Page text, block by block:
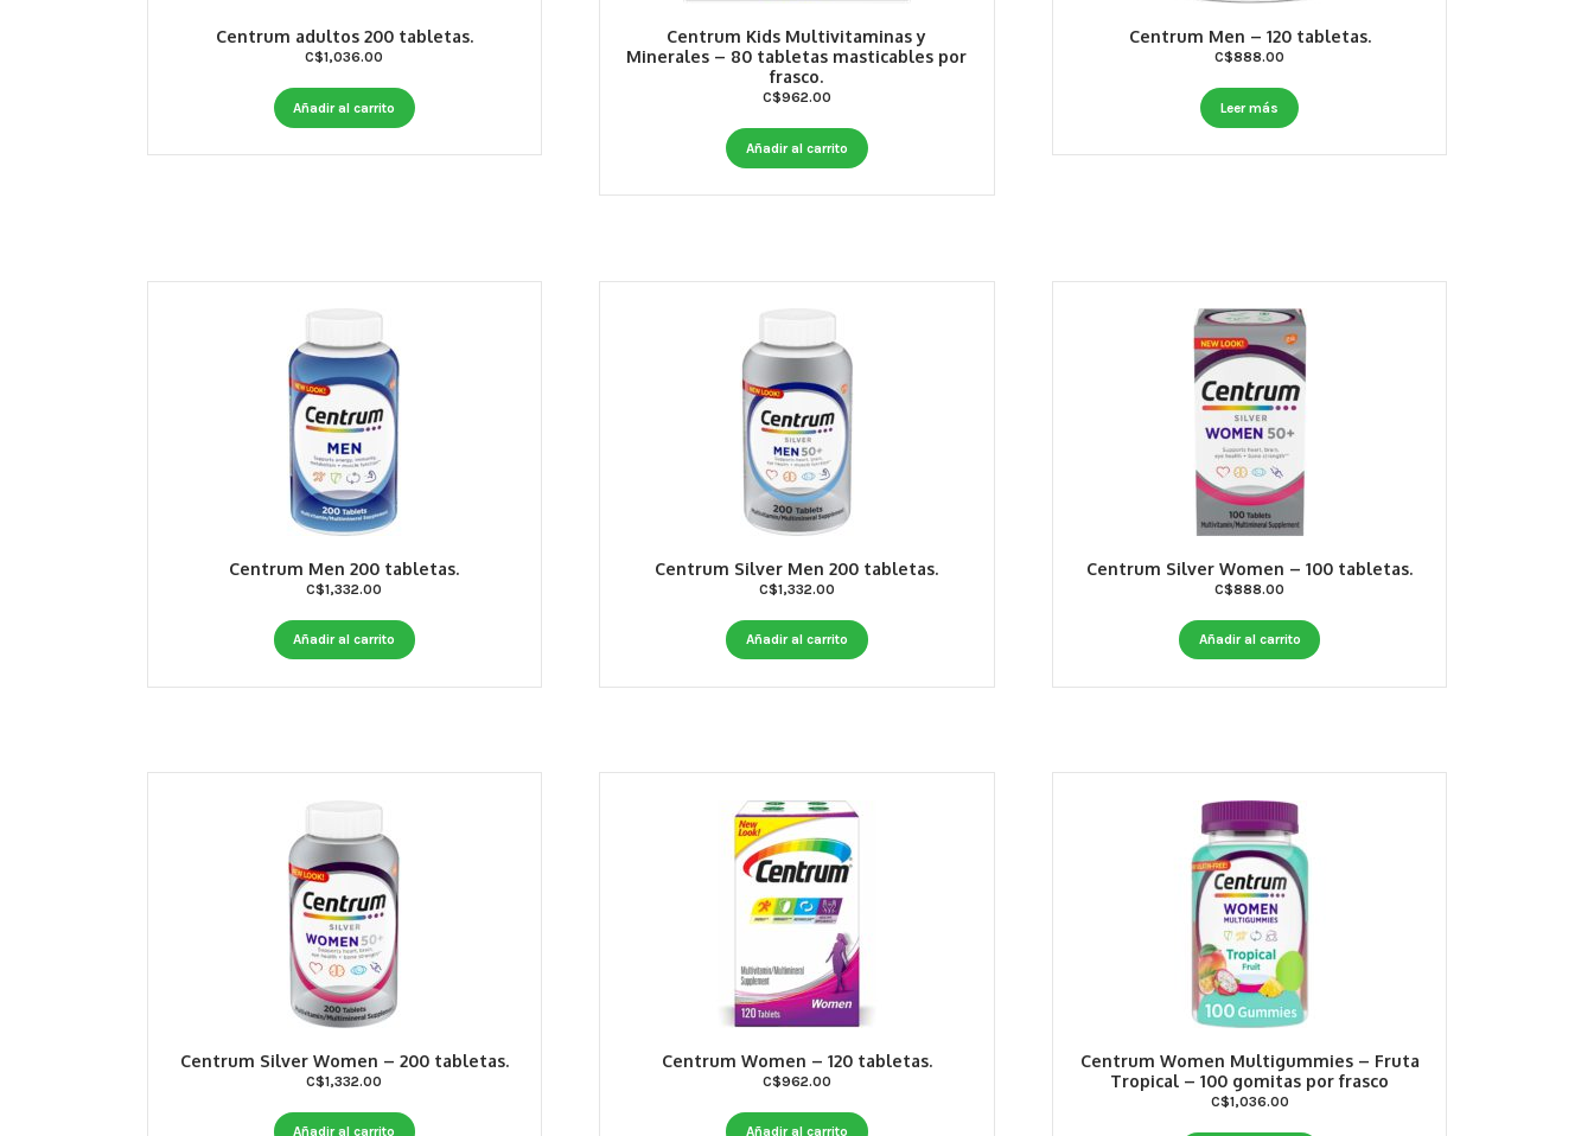
Centrum adultos 200 tabletas.
C$1,036.00
Añadir al carrito
Centrum Kids Multivitaminas y
Minerales – 80 tabletas masticables por
frasco.
C$962.00
Añadir al carrito
Centrum Men – 120 tabletas.
C$888.00
Leer más
Centrum Men 200 tabletas.
C$1,332.00
Añadir al carrito
Centrum Silver Men 200 tabletas.
C$1,332.00
Añadir al carrito
Centrum Silver Women – 100 tabletas.
C$888.00
Añadir al carrito
Centrum Silver Women – 200 tabletas.
C$1,332.00
Añadir al carrito
Centrum Women – 120 tabletas.
C$962.00
Añadir al carrito
Centrum Women Multigummies – Fruta
Tropical – 100 gomitas por frasco
C$1,036.00